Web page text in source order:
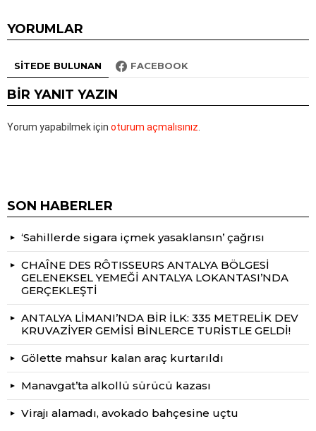
YORUMLAR
SITEDE BULUNAN FACEBOOK
BIR YANIT YAZIN
Yorum yapabilmek için oturum açmalısınız
SON HABERLER
‘Sahillerde sigara içmek yasaklansın’ çağrısı
CHAÎNE DES RÔTISSEURS ANTALYA BÖLGESİ
GELENEKSEL YEMEĞİ ANTALYA LOKANTASI’NDA
GERÇEKLEŞTİ
ANTALYA LİMANI’NDA BİR İLK: 335 METRELİK DEV
KRUVAZİYER GEMİSİ BİNLERCE TURİSTLE GELDİ!
Gölette mahsur kalan araç kurtarıldı
Manavgat’ta alkollü sürücü kazası
Virajı alamadı, avokado bahçesine uçtu